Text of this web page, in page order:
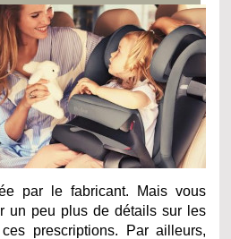
par le fabricant. Mais vous
un peu plus de détails sur les
prescriptions. Par ailleurs,